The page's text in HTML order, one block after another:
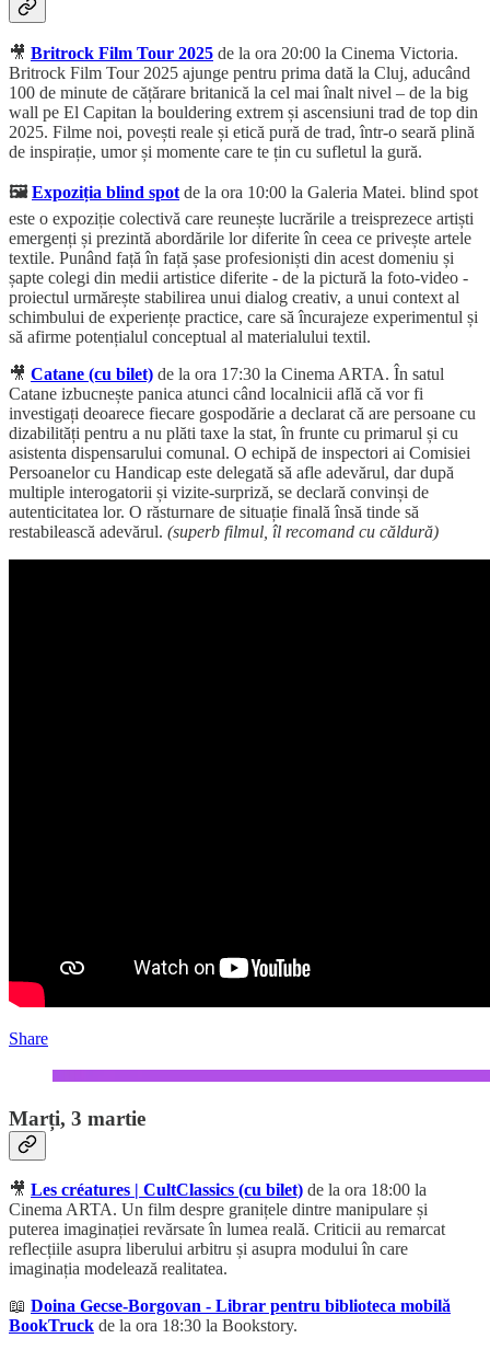
🎥 Britrock Film Tour 2025 de la ora 20:00 la Cinema Victoria.
Britrock Film Tour 2025 ajunge pentru prima dată la Cluj, aducând
100 de minute de cățărare britanică la cel mai înalt nivel – de la big
wall pe El Capitan la bouldering extrem și ascensiuni trad de top din
2025. Filme noi, povești reale și etică pură de trad, într-o seară plină
de inspirație, umor și momente care te țin cu sufletul la gură.
🖼️Expoziția blind spot de la ora 10:00 la Galeria Matei. blind spot
este o expoziție colectivă care reunește lucrările a treisprezece artiști
emergenți și prezintă abordările lor diferite în ceea ce privește artele
textile. Punând față în față șase profesioniști din acest domeniu și
șapte colegi din medii artistice diferite - de la pictură la foto-video -
proiectul urmărește stabilirea unui dialog creativ, a unui context al
schimbului de experiențe practice, care să încurajeze experimentul și
să afirme potențialul conceptual al materialului textil.
🎥 Catane (cu bilet) de la ora 17:30 la Cinema ARTA. În satul
Catane izbucnește panica atunci când localnicii află că vor fi
investigați deoarece fiecare gospodărie a declarat că are persoane cu
dizabilități pentru a nu plăti taxe la stat, în frunte cu primarul și cu
asistenta dispensarului comunal. O echipă de inspectori ai Comisiei
Persoanelor cu Handicap este delegată să afle adevărul, dar după
multiple interogatorii și vizite-surpriză, se declară convinși de
autenticitatea lor. O răsturnare de situație finală însă tinde să
restabilească adevărul. (superb filmul, îl recomand cu căldură)
Share
Marți, 3 martie
🎥 Les créatures | CultClassics (cu bilet) de la ora 18:00 la
Cinema ARTA. Un film despre granițele dintre manipulare și
puterea imaginației revărsate în lumea reală. Criticii au remarcat
reflecțiile asupra liberului arbitru și asupra modului în care
imaginația modelează realitatea.
📖 Doina Gecse-Borgovan - Librar pentru biblioteca mobilă
BookTruck de la ora 18:30 la Bookstory.